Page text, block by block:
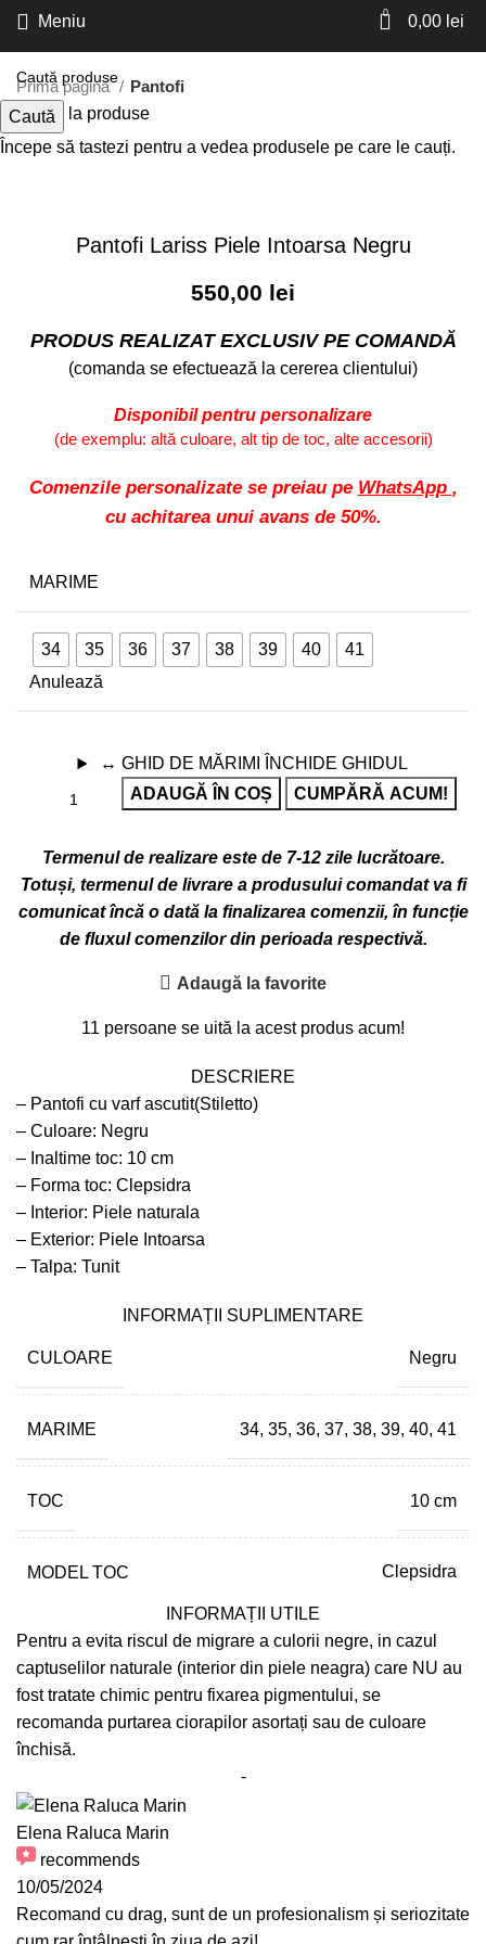
Meniu 0 0,00 lei
Prima pagină
Pantofi
Inapoi la produse
Pantofi Lariss Piele Intoarsa Negru
550,00 lei
PRODUS REALIZAT EXCLUSIV PE COMANDĂ
(comanda se efectuează la cererea clientului)
Disponibil pentru personalizare
(de exemplu: altă culoare, alt tip de toc, alte accesorii)
Comenzile personalizate se preiau pe WhatsApp ,
cu achitarea unui avans de 50%.
MARIME
34 35 36 37 38 39 40
41
Anulează
↔ GHID DE MĂRIMI
ÎNCHIDE GHIDUL
ADAUGĂ ÎN COȘ
CUMPĂRĂ ACUM!
Termenul de realizare este de 7-12 zile lucrătoare.
Totuși, termenul de livrare a produsului comandat va fi
comunicat încă o dată la finalizarea comenzii, în funcție
de fluxul comenzilor din perioada respectivă.
Adaugă la favorite
11 persoane se uită la acest produs acum!
DESCRIERE
– Pantofi cu varf ascutit(Stiletto)
– Culoare: Negru
– Inaltime toc: 10 cm
– Forma toc: Clepsidra
– Interior: Piele naturala
– Exterior: Piele Intoarsa
– Talpa: Tunit
INFORMAȚII SUPLIMENTARE
CULOARE Negru
MARIME 34, 35, 36, 37, 38, 39, 40, 41
TOC 10 cm
MODEL TOC Clepsidra
INFORMAȚII UTILE
Pentru a evita riscul de migrare a culorii negre, in cazul
captuselilor naturale (interior din piele neagra) care NU au
fost tratate chimic pentru fixarea pigmentului, se
recomanda purtarea ciorapilor asortați sau de culoare
închisă.
-
Elena Raluca Marin
recommends
10/05/2024
Recomand cu drag, sunt de un profesionalism și seriozitate
Caută
Începe să tastezi pentru a vedea produsele pe care le cauți.